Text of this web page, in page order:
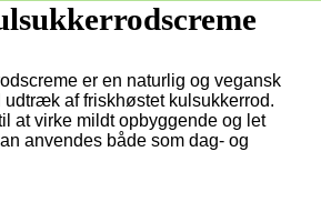
er en naturlig og vegansk
udtræk af friskhøstet kulsukkerrod.
at virke mildt opbyggende og let
anvendes både som dag- og